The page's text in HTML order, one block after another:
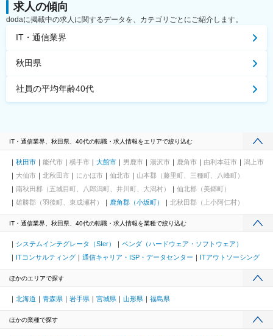
求人の傾向
dodaに掲載中の求人に関するデータを、カテゴリごとにご紹介します。
IT・通信業界
秋田県
社員の平均年齢40代
IT・通信業界、秋田県、40代の転職・求人情報をエリアで絞り込む
秋田市 能代市 横手市 大館市 男鹿市 湯沢市 鹿角市 由利本荘市
潟上市
大仙市
北秋田市 にかほ市 仙北市
山本郡（藤里町、三種町、八峰町）
南秋田郡（五城目町、八郎潟町、井川町、大潟村）
仙北郡（美郷町）
雄勝郡（羽後町、東成瀬村）
鹿角郡（小坂町） 北秋田郡（上小阿仁村）
IT・通信業界、秋田県、40代の転職・求人情報を業種で絞り込む
システムインテグレータ（SIer）
ベンダ（ハードウェア・ソフトウェア）
ITコンサルティング
通信キャリア・ISP・データセンター ITアウトソーシング
ほかのエリアで探す
北海道 青森県 岩手県 宮城県 山形県 福島県
ほかの業種で探す